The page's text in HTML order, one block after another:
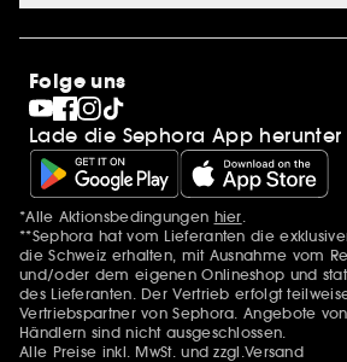
SEPHORA Prize
Clean at Sephora
Pride
Folge uns
Lade die Sephora App herunter
Zusätzlich Erwähnungen
*Alle Aktionsbedingungen hier.
**Sephora hat vom Lieferanten die
die Schweiz erhalten, mit Ausnahme vom
und/oder dem eigenen Onlineshop und
des Lieferanten. Der Vertrieb erfolgt
Vertriebspartner von Sephora. Angebote
Händlern sind nicht ausgeschlossen.
Alle Preise inkl. MwSt. und zzgl.Versand